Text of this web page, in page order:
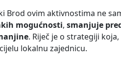
Brod ovim aktivnostima ne
mogućnosti, smanjuje
. Riječ je o strategiji
lokalnu zajednicu.